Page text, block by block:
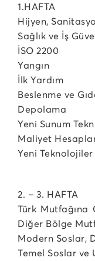
1.HAFTA
Hijyen,
Sağlık ve İş
İSO 2200
Yangın
İlk Yardım
Beslenme ve
Depolama
Yeni Sunum
Maliyet
Yeni Teknolojiler
2. – 3. HAFTA
Türk Mutfağına
Diğer Bölge
Modern Soslar,
Temel Soslar ve